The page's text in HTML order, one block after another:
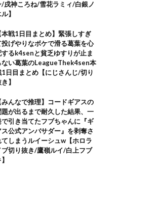
/戌神ころね/雪花ラミィ/白銀ノ
】
本戦1日目まとめ】緊張しすぎ
投げやりなボケで滑る葛葉を心
するk4senと貧乏ゆすりが止ま
ない葛葉のLeagueThek4sen本
1日目まとめ【にじさんじ/切り
】
みんなで推理】コードギアスの
題が出るまで耐久した結果、一
で引き当てたフブちゃんに『ギ
ス公式アンバサダー』を剥奪さ
てしまうルイーシュw【ホロラ
ブ切り抜き/鷹嶺ルイ/白上フブ